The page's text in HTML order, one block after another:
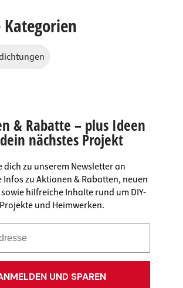
& Rabatte – plus Ideen
nächstes Projekt
dich zu unserem Newsletter an
zu Aktionen & Rabatten, neuen
hilfreiche Inhalte rund um DIY-
Projekte und Heimwerken.
UND SPAREN